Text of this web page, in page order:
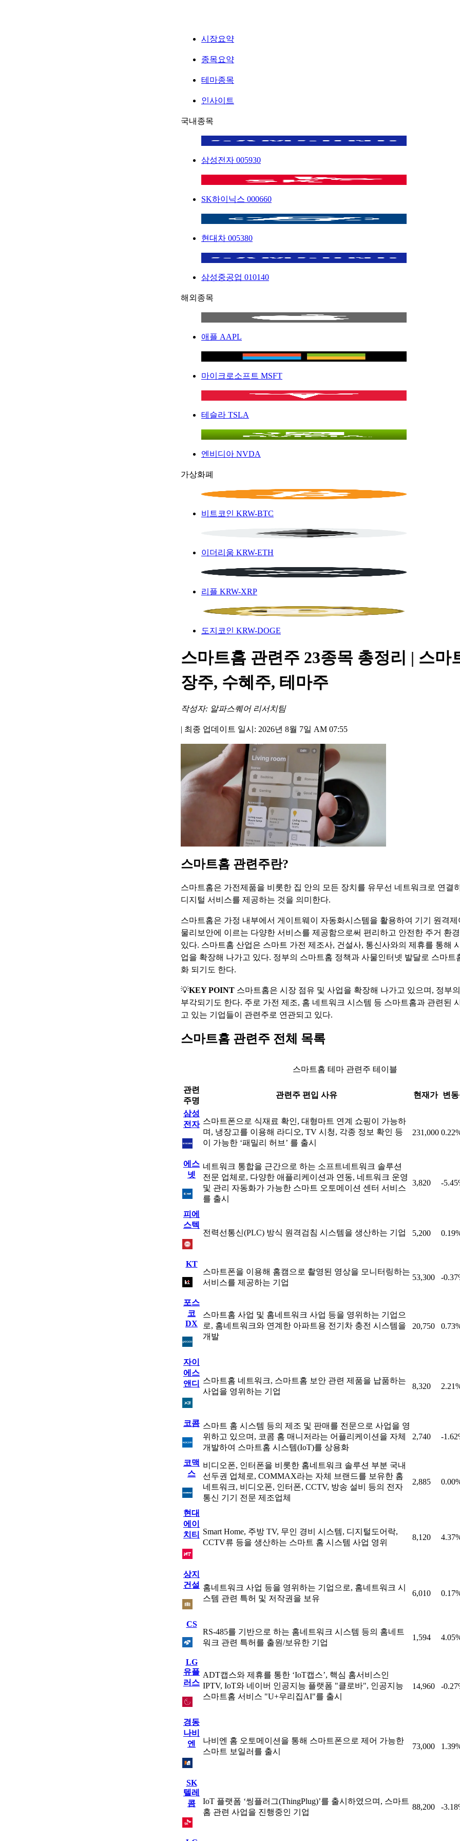
시장요약
종목요약
테마종목
인사이트
국내종목
삼성전자 005930
SK하이닉스 000660
현대차 005380
삼성중공업 010140
해외종목
애플 AAPL
마이크로소프트 MSFT
테슬라 TSLA
엔비디아 NVDA
가상화폐
비트코인 KRW-BTC
이더리움 KRW-ETH
리플 KRW-XRP
도지코인 KRW-DOGE
스마트홈 관련주 23종목 총정리 | 스마
장주, 수혜주, 테마주
작성자: 알파스퀘어 리서치팀
| 최종 업데이트 일시: 2026년 8월 7일 AM 07:55
스마트홈 관련주란?
스마트홈은 가전제품을 비롯한 집 안의 모든 장치를 유무선 네트워크로 연결
디지털 서비스를 제공하는 것을 의미한다.
스마트홈은 가정 내부에서 게이트웨이 자동화시스템을 활용하여 기기 원격
물리보안에 이르는 다양한 서비스를 제공함으로써 편리하고 안전한 주거 환
있다. 스마트홈 산업은 스마트 가전 제조사, 건설사, 통신사와의 제휴를 통해
업을 확장해 나가고 있다. 정부의 스마트홈 정책과 사물인터넷 발달로 스마트
화 되기도 한다.
💡KEY POINT 스마트홈은 시장 점유 및 사업을 확장해 나가고 있으며, 정부
부각되기도 한다. 주로 가전 제조, 홈 네트워크 시스템 등 스마트홈과 관련된
고 있는 기업들이 관련주로 연관되고 있다.
스마트홈 관련주 전체 목록
스마트홈 테마 관련주 테이블
관련
주명
관련주 편입 사유 현재가 변
삼성
전자 스마트폰으로 식재료 확인, 대형마트 연계 쇼핑이 가능하
며, 냉장고를 이용해 라디오, TV 시청, 각종 정보 확인 등
이 가능한 ‘패밀리 허브’ 를 출시
231,000
에스
넷
네트워크 통합을 근간으로 하는 소프트네트워크 솔루션
전문 업체로, 다양한 애플리케이션과 연동, 네트워크 운영
및 관리 자동화가 가능한 스마트 오토메이션 센터 서비스
를 출시
3,820 -
피에
스텍
전력선통신(PLC) 방식 원격검침 시스템을 생산하는 기업
5,200
KT
스마트폰을 이용해 홈캠으로 촬영된 영상을 모니터링하는
서비스를 제공하는 기업
53,300 -
포스
코
DX
스마트홈 사업 및 홈네트워크 사업 등을 영위하는 기업으
로, 홈네트워크와 연계한 아파트용 전기차 충전 시스템을
개발
20,750
자이
에스
앤디
스마트홈 네트워크, 스마트홈 보안 관련 제품을 납품하는
사업을 영위하는 기업
8,320
코콤 스마트 홈 시스템 등의 제조 및 판매를 전문으로 사업을 영
위하고 있으며, 코콤 홈 매니저라는 어플리케이션을 자체
개발하여 스마트홈 시스템(IoT)를 상용화
2,740 -
코맥
스
비디오폰, 인터폰을 비롯한 홈네트워크 솔루션 부분 국내
선두권 업체로, COMMAX라는 자체 브랜드를 보유한 홈
네트워크, 비디오폰, 인터폰, CCTV, 방송 설비 등의 전자
통신 기기 전문 제조업체
2,885
현대
에이
치티
Smart Home, 주방 TV, 무인 경비 시스템, 디지털도어락,
CCTV류 등을 생산하는 스마트 홈 시스템 사업 영위
8,120
상지
건설 홈네트워크 사업 등을 영위하는 기업으로, 홈네트워크 시
스템 관련 특허 및 저작권을 보유
6,010
CS
RS-485를 기반으로 하는 홈네트워크 시스템 등의 홈네트
워크 관련 특허를 출원/보유한 기업
1,594
LG
유플
러스
ADT캡스와 제휴를 통한 ‘IoT캡스’, 핵심 홈서비스인
IPTV, IoT와 네이버 인공지능 플랫폼 "클로바", 인공지능
스마트홈 서비스 "U+우리집AI"를 출시
14,960 -
경동
나비
엔
나비엔 홈 오토메이션을 통해 스마트폰으로 제어 가능한
스마트 보일러를 출시
73,000
SK
텔레
콤
IoT 플랫폼 ‘씽플러그(ThingPlug)’를 출시하였으며, 스마트
홈 관련 사업을 진행중인 기업
88,200 -